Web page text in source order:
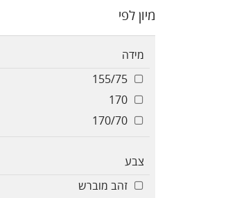
מיון לפי
מידה
155/75
170
170/70
צבע
זהב מוברש